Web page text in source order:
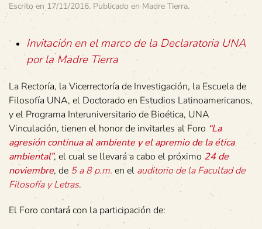
Escrito en 17/11/2016. Publicado en Madre Tierra.
Invitación en el marco de la Declaratoria UNA
por la Madre Tierra
La Rectoría, la Vicerrectoría de Investigación, la Escuela de
Filosofía UNA, el Doctorado en Estudios Latinoamericanos,
y el Programa Interuniversitario de Bioética, UNA
Vinculación, tienen el honor de invitarles al Foro “La
agresión continua al ambiente y el apremio de la ética
ambiental”, el cual se llevará a cabo el próximo 24 de
noviembre, de 5 a 8 p.m. en el auditorio de la Facultad de
Filosofía y Letras.
El Foro contará con la participación de: